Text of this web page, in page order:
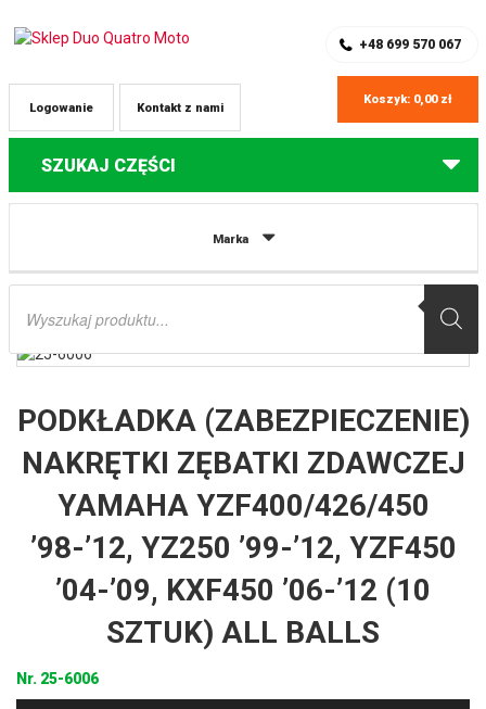
+48 699 570 067
Kontakt z nami
Logowanie
Koszyk: 0,00 zł
SZUKAJ CZĘŚCI
Marka
Wyszukiwarka
Części do quadów Yamaha
’98-’12, YZ250 ’99-’12, YZF450 ’04-’09, KXF450 ’06-’12 (10 SZTUK) ALL BALLS
PODKŁADKA (ZABEZPIECZENIE)
NAKRĘTKI ZĘBATKI ZDAWCZEJ
YAMAHA YZF400/426/450
’98-’12, YZ250 ’99-’12, YZF450
’04-’09, KXF450 ’06-’12 (10
SZTUK) ALL BALLS
Nr. 25-6006